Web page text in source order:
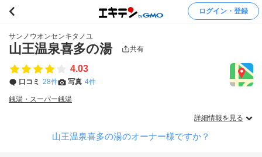
ログイン・登録
サンノウオンセンキタノユ
山王温泉喜多の湯 共有
4.03
口コミ 28件 写真 4件
銭湯・スーパー銭湯
詳細情報を見る
山王温泉喜多の湯のオーナー様ですか？